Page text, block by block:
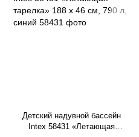
Детский надувной бассейн
Intex 58431 «Летающая